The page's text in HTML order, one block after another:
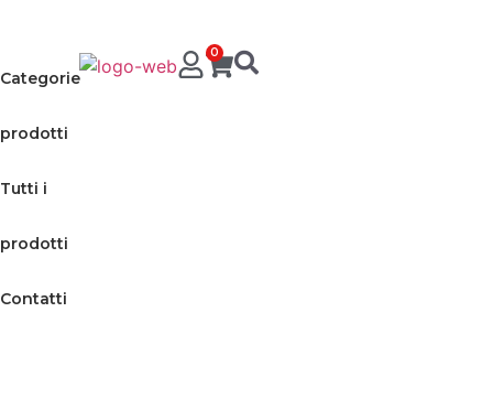
Categorie
prodotti
Tutti i
prodotti
Contatti
0